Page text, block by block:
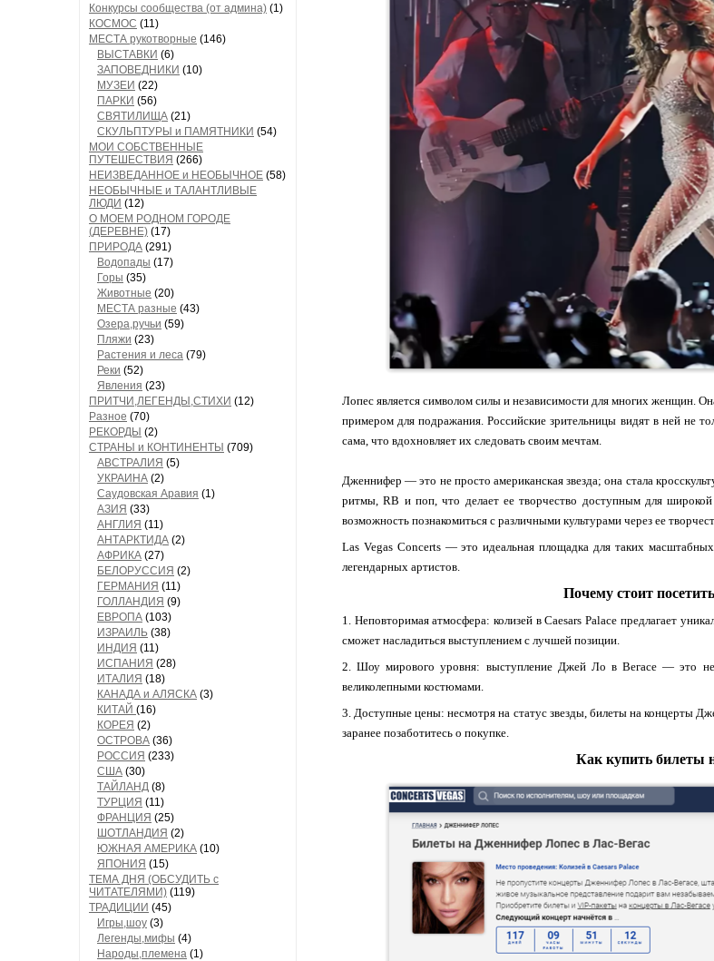
Конкурсы сообщества (от админа) (1)
КОСМОС (11)
МЕСТА рукотворные (146)
ВЫСТАВКИ (6)
ЗАПОВЕДНИКИ (10)
МУЗЕИ (22)
ПАРКИ (56)
СВЯТИЛИЩА (21)
СКУЛЬПТУРЫ и ПАМЯТНИКИ (54)
МОИ СОБСТВЕННЫЕ
ПУТЕШЕСТВИЯ (266)
НЕИЗВЕДАННОЕ и НЕОБЫЧНОЕ (58)
НЕОБЫЧНЫЕ и ТАЛАНТЛИВЫЕ
ЛЮДИ (12)
О МОЕМ РОДНОМ ГОРОДЕ
(ДЕРЕВНЕ) (17)
ПРИРОДА (291)
Водопады (17)
Горы (35)
Животные (20)
МЕСТА разные (43)
Озера,ручьи (59)
Пляжи (23)
Растения и леса (79)
Реки (52)
Явления (23)
ПРИТЧИ,ЛЕГЕНДЫ,СТИХИ (12)
Разное (70)
РЕКОРДЫ (2)
СТРАНЫ и КОНТИНЕНТЫ (709)
АВСТРАЛИЯ (5)
УКРАИНА (2)
Саудовская Аравия (1)
АЗИЯ (33)
АНГЛИЯ (11)
АНТАРКТИДА (2)
АФРИКА (27)
БЕЛОРУССИЯ (2)
ГЕРМАНИЯ (11)
ГОЛЛАНДИЯ (9)
ЕВРОПА (103)
ИЗРАИЛЬ (38)
ИНДИЯ (11)
ИСПАНИЯ (28)
ИТАЛИЯ (18)
КАНАДА и АЛЯСКА (3)
КИТАЙ (16)
КОРЕЯ (2)
ОСТРОВА (36)
РОССИЯ (233)
США (30)
ТАЙЛАНД (8)
ТУРЦИЯ (11)
ФРАНЦИЯ (25)
ШОТЛАНДИЯ (2)
ЮЖНАЯ АМЕРИКА (10)
ЯПОНИЯ (15)
ТЕМА ДНЯ (ОБСУДИТЬ с
ЧИТАТЕЛЯМИ) (119)
ТРАДИЦИИ (45)
Игры,шоу (3)
Легенды,мифы (4)
Народы,племена (1)
Лопес является символом силы и независимости для многих женщин.
примером для подражания. Российские зрительницы видят в ней не
сама, что вдохновляет их следовать своим мечтам.
Дженнифер — это не просто американская звезда; она стала
ритмы, RB и поп, что делает ее творчество доступным для
возможность познакомиться с различными культурами через ее
Las Vegas Concerts — это идеальная площадка для таких
легендарных артистов.
Почему стоит
1. Неповторимая атмосфера: колизей в Caesars Palace предлагает
сможет насладиться выступлением с лучшей позиции.
2. Шоу мирового уровня: выступление Джей Ло в Вегасе — это
великолепными костюмами.
3. Доступные цены: несмотря на статус звезды, билеты на концерты
заранее позаботитесь о покупке.
Как купить билеты